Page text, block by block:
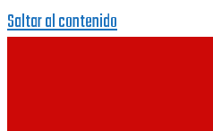
Saltar al contenido